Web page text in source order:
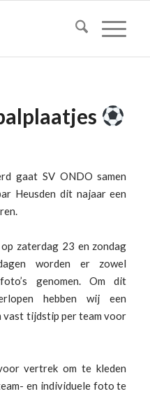
gaat SV ONDO samen
Heusden dit najaar een
zaterdag 23 en zondag
worden er zowel
genomen. Om dit
hebben wij een
vast tijdstip per team voor
vertrek om te kleden
en individuele foto te